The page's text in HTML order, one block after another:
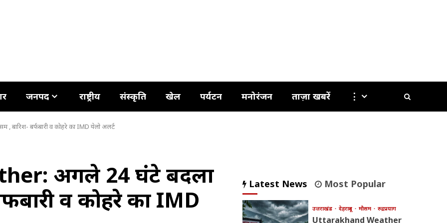
जनपद राष्ट्रीय संस्कृति खेल पर्यटन मनोरंजन ताज़ा खबरें ⋮
बर्फबारी व कोहरे का IMD येलो अलर्ट
अगले 24 घंटे बदला
व कोहरे का IMD
Latest News Most Popular
उत्तराखंड देहरादून मौसम रुद्रप्रयाग
Uttarakhand Weather